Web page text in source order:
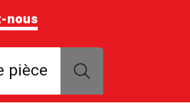
nous
pièce modèle ou